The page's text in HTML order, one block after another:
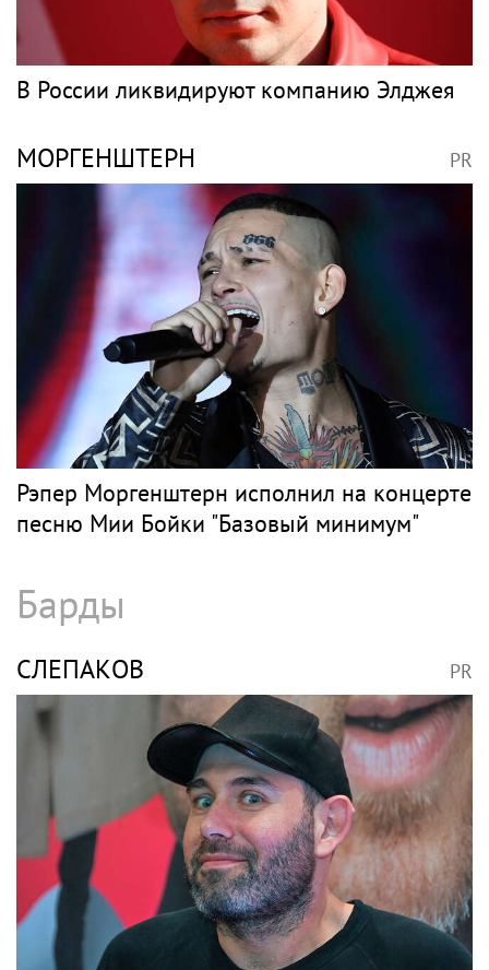
В России ликвидируют компанию Элджея
МОРГЕНШТЕРН PR
Рэпер Моргенштерн исполнил на концерте
песню Мии Бойки "Базовый минимум"
Барды
СЛЕПАКОВ PR